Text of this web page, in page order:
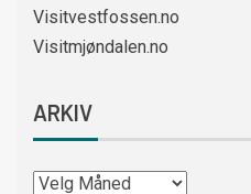
Visitvestfossen.no
Visitmjøndalen.no
ARKIV